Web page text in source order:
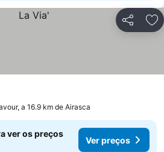
Partilhar
a 16.9 km de Airasca
ver os preços
Ver preços